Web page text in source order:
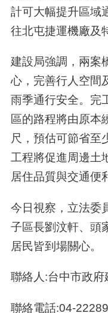
計可大幅提升區域
往北屯捷運機廠及
建設局強調，兩案
心，完善行人空間
雨季通行安全。完
區的路程將由原本
尺，預估可節省至
工程將促進周邊土
居住品質與交通便
今日視察，立法委
子區長劉汶軒、頭
居民皆到場關心。
聯絡人:台中市政府
聯絡電話:04-